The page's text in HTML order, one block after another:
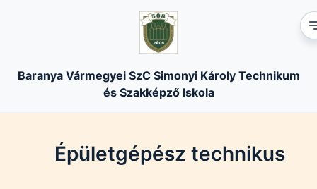
Baranya Vármegyei SzC Simonyi Károly Technikum
és Szakképző Iskola
Épületgépész technikus